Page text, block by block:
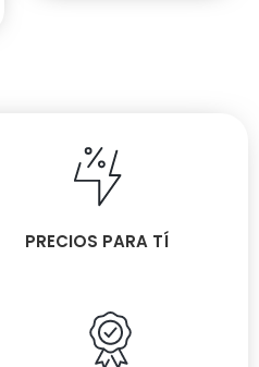
PRECIOS PARA TÍ